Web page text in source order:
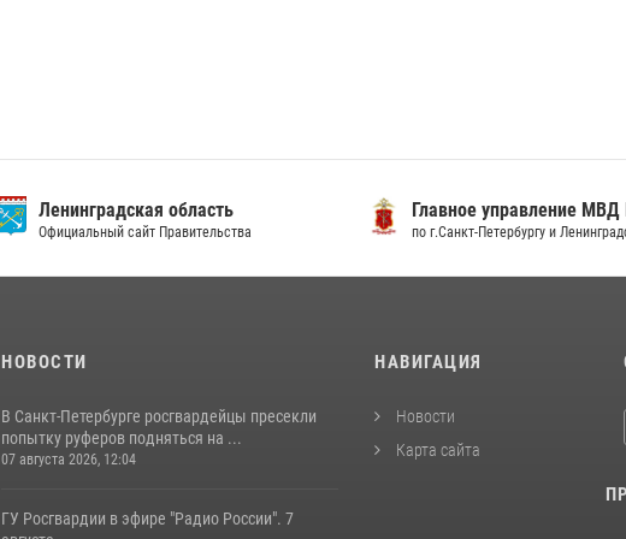
Ленинградская область
Официальный сайт Правительства
Главное управление МВД
по г.Санкт-Петербургу и
НОВОСТИ
В Санкт-Петербурге росгвардейцы пресекли
попытку руферов подняться на ...
07 августа 2026, 12:04
ГУ Росгвардии в эфире "Радио России". 7
НАВИГАЦИЯ
Новости
Карта сайта